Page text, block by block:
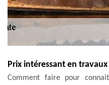
Prix intéressant en
Comment faire pour